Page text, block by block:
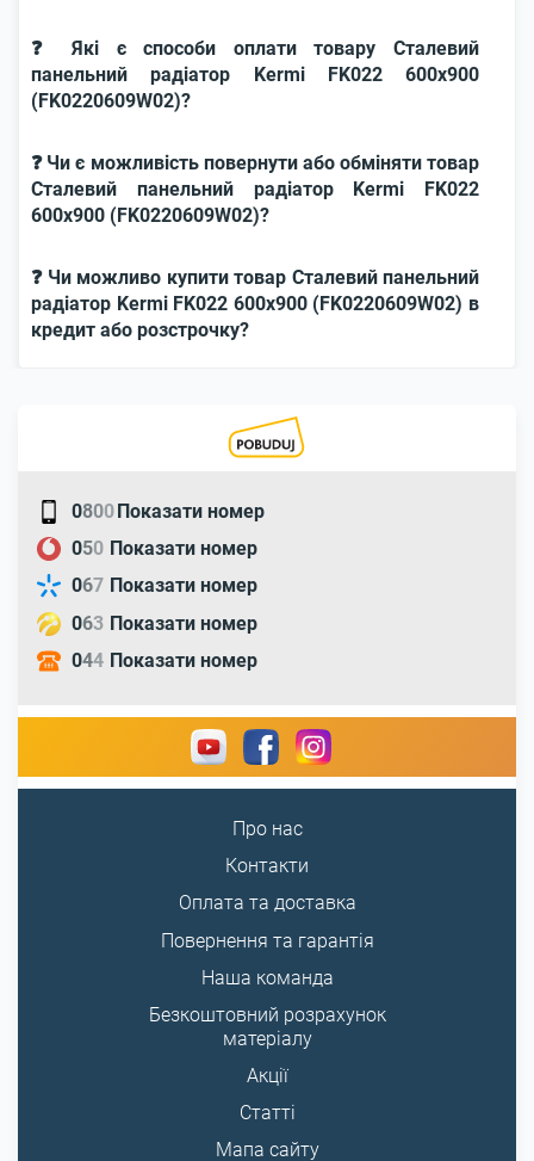
❓ Які є способи оплати товару Сталевий
панельний радіатор Kermi FK022 600x900
(FK0220609W02)?
❓ Чи є можливість повернути або обміняти товар
Сталевий панельний радіатор Kermi FK022
600x900 (FK0220609W02)?
❓ Чи можливо купити товар Сталевий панельний
радіатор Kermi FK022 600x900 (FK0220609W02) в
кредит або розстрочку?
0800Показати номер
050 Показати номер
067 Показати номер
063 Показати номер
044 Показати номер
Про нас
Контакти
Оплата та доставка
Повернення та гарантія
Наша команда
Безкоштовний розрахунок
матеріалу
Акції
Статті
Мапа сайту